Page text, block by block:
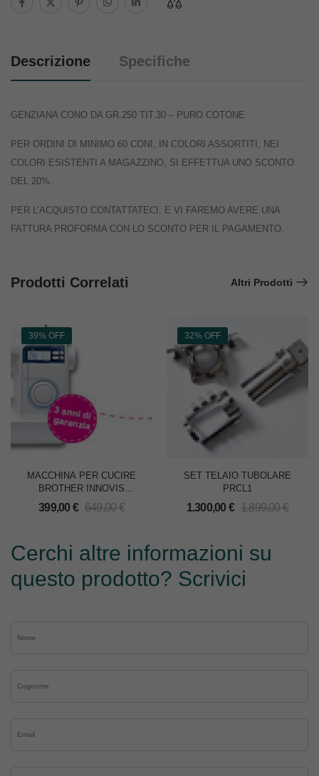
Descrizione Specifiche
GENZIANA CONO DA GR.250 TIT.30 – PURO COTONE
PER ORDINI DI MINIMO 60 CONI, IN COLORI ASSORTITI, NEI
COLORI ESISTENTI A MAGAZZINO, SI EFFETTUA UNO SCONTO
DEL 20%.
PER L’ACQUISTO CONTATTATECI, E VI FAREMO AVERE UNA
FATTURA PROFORMA CON LO SCONTO PER IL PAGAMENTO.
Prodotti Correlati Altri Prodotti
39% OFF
MACCHINA PER CUCIRE
BROTHER INNOVIS
NV30M1
399,00 € 649,00€
32% OFF
SET TELAIO TUBOLARE
PRCL1
1.300,00 € 1.899,00€
Cerchi altre informazioni su
questo prodotto? Scrivici